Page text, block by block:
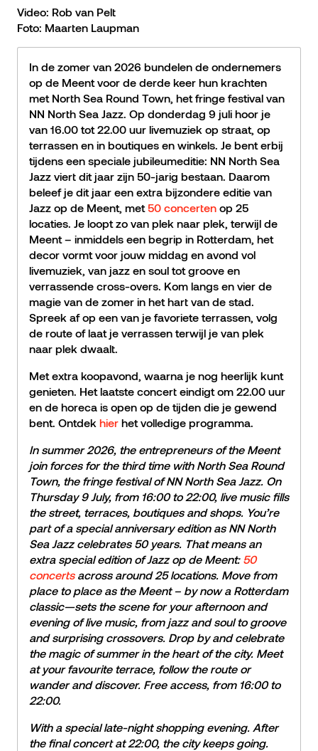
Video: Rob van Pelt
Foto: Maarten Laupman
In de zomer van 2026 bundelen de ondernemers
op de Meent voor de derde keer hun krachten
met North Sea Round Town, het fringe festival van
NN North Sea Jazz. Op donderdag 9 juli hoor je
van 16.00 tot 22.00 uur livemuziek op straat, op
terrassen en in boutiques en winkels. Je bent erbij
tijdens een speciale jubileumeditie: NN North Sea
Jazz viert dit jaar zijn 50-jarig bestaan. Daarom
beleef je dit jaar een extra bijzondere editie van
Jazz op de Meent, met50 concerten op 25
locaties. Je loopt zo van plek naar plek, terwijl de
Meent – inmiddels een begrip in Rotterdam, het
decor vormt voor jouw middag en avond vol
livemuziek, van jazz en soul tot groove en
verrassende cross-overs. Kom langs en vier de
magie van de zomer in het hart van de stad.
Spreek af op een van je favoriete terrassen, volg
de route of laat je verrassen terwijl je van plek
naar plek dwaalt.
Met extra koopavond, waarna je nog heerlijk kunt
genieten. Het laatste concert eindigt om 22.00 uur
en de horeca is open op de tijden die je gewend
bent. Ontdek hier het volledige programma.
In summer 2026, the entrepreneurs of the Meent
join forces for the third time with North Sea Round
Town, the fringe festival of NN North Sea Jazz. On
Thursday 9 July, from 16:00 to 22:00, live music fills
the street, terraces, boutiques and shops. You’re
part of a special anniversary edition as NN North
Sea Jazz celebrates 50 years. That means an
extra special edition of Jazz op de Meent: 50
concertsacross around 25 locations. Move from
place to place as the Meent – by now a Rotterdam
classic—sets the scene for your afternoon and
evening of live music, from jazz and soul to groove
and surprising crossovers. Drop by and celebrate
the magic of summer in the heart of the city. Meet
at your favourite terrace, follow the route or
wander and discover. Free access, from 16:00 to
22:00.
With a special late-night shopping evening. After
the final concert at 22:00, the city keeps going.